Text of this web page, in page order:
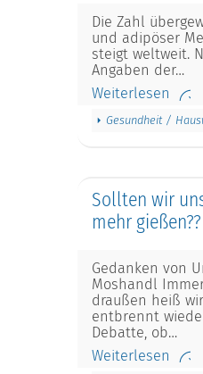
Die Zahl
und adipöser
steigt weltweit.
Angaben der…
Weiterlesen
Gesundheit /
Sollten wir
mehr gießen??
Gedanken von
Moshandl
draußen heiß
entbrennt
Debatte, ob…
Weiterlesen